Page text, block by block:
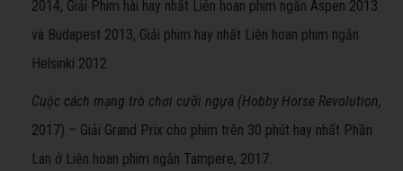
2014, Giải Phim hài hay nhất Liên hoan phim ngắn Aspen 2013
và Budapest 2013, Giải phim hay nhất Liên hoan phim ngắn
Helsinki 2012.
Cuộc cách mạng trò chơi cưỡi ngựa (Hobby Horse Revolution,
2017) – Giải Grand Prix cho phim trên 30 phút hay nhất Phần
Lan ở Liên hoan phim ngắn Tampere, 2017.